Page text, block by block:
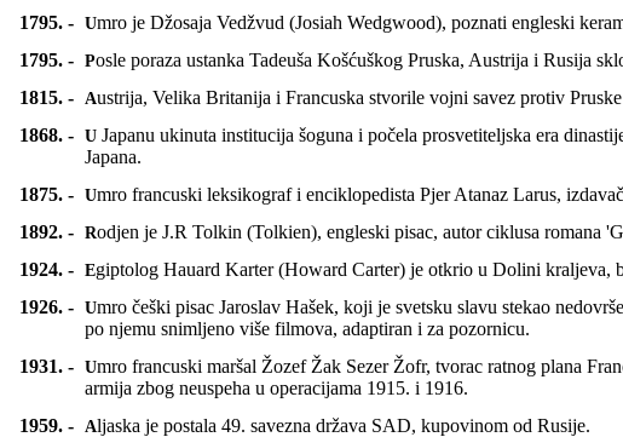
1795. -
Umro je Džosaja Vedžvud (Josiah Wedgwood), poznati engleski
1795. -
Posle poraza ustanka Tadeuša Košćuškog Pruska, Austrija i Rusija
1815. -
Austrija, Velika Britanija i Francuska stvorile vojni savez protiv
1868. - U Japanu ukinuta institucija šoguna i počela prosvetiteljska era dinastije Meidži. Car Mucuhito uspostavio centralnu carsku vlast, sproveo reforme po evropskom uzoru i otvorio put brzom razvoju
Japana.
1875. -
Umro francuski leksikograf i enciklopedista Pjer Atanaz Larus,
1892. -
Rodjen je J.R Tolkin (Tolkien), engleski pisac, autor ciklusa romana
1924. -
Egiptolog Hauard Karter (Howard Carter) je otkrio u Dolini
1926. - Umro češki pisac Jaroslav Hašek, koji je svetsku slavu stekao nedovršenim humorističko-satiričnim romanom "Doživljaji dobrog vojnika Švejka u svetskom ratu". Roman preveden na mnoge jezike,
po njemu snimljeno više filmova, adaptiran i za pozornicu.
1931. - Umro francuski maršal Žozef Žak Sezer Žofr, tvorac ratnog plana Francuske u I svetskom ratu i pobednik bitke na Marni 1914. Krajem 1916. smenjen sa položaja glavnokomandujućeg francuskih
armija zbog neuspeha u operacijama 1915. i 1916.
1959. -
Aljaska je postala 49. savezna država SAD, kupovinom od Rusije.